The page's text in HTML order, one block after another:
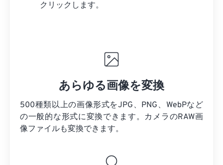
クリックします。
あらゆる画像を変換
500種類以上の画像形式をJPG、PNG、WebPなど
の一般的な形式に変換できます。カメラのRAW画
像ファイルも変換できます。